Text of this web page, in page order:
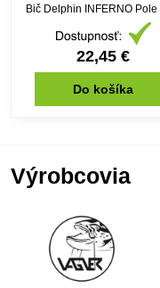
Bič Delphin INFERNO Pole
22,45 €
Do košíka
Výrobcovia